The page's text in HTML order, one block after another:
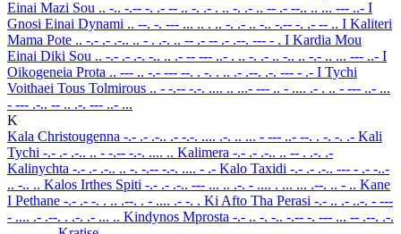
Einai Mazi Sou .. -.. -.-- -. .- -- .. -. .- . .. -. .- .. -- .- --.. .. ... --- ..- I
Gnosi Einai Dynami .. --. -. --- ... .. . .. -. .- .. -.. -.-- -. .- -- .. I Kaliteri
Mama Pote .. -.- .- .-.. .. - . .-. .. -- .- -- .- .--. --- - . I Kardia Mou
Einai Diki Sou .. -.- .- .-. -.. .. .- -- --- ..- . .. -. .- .. -.. .. -.- .. ... --- ..- I
Oikogeneia Prota .. --- .. -.- --- --. . -. . .. .- .--. .-. --- - .- I Tychi
Voithaei Tous Tolmirous .. - -.-- -.-. .... .. ...- --- .. - .... .- . .. - --- ..- ...
- --- .-.. -- .. .-. --- ..- ...
K
Kala Christougenna -.- .- .-.. .- -.-. .... .-. .. ... - --- ..- --. . -. -. .- Kali
Tychi -.- .- .-.. .. - -.-- -.-. .... .. Kalimera -.- .- .-.. .. -- . .-. .-
Kalinychta -.- .- .-.. .. -. -.-- -.-. .... - .- Kalo Taxidi -.- .- .-.. --- - .- -..-
.. -.. .. Kalos Irthes Spiti -.- .- .-.. --- ... .. .-. - .... . ... ... .--. .. - .. Kane
I Pethane -.- .- -. . .. .--. . - .... .- -. . Ki Afto Tha Perasi -.- .. .- ..-. - ---
- .... .- .--. . .-. .- ... .. Kindynos Mprosta -.- .. -. -.. -.-- -. --- ... -- .--. .-.